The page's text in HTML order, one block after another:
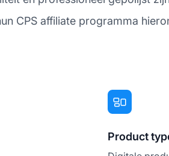
CPS affiliate programma
Product